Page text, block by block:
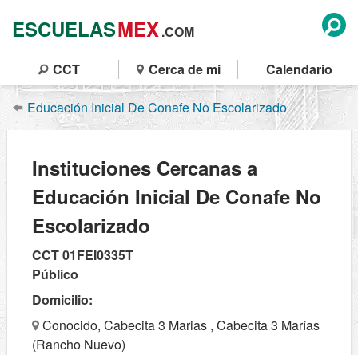
ESCUELASMEX.COM
CCT Cerca de mi Calendario
Educación Inicial De Conafe No Escolarizado
Instituciones Cercanas a
Educación Inicial De Conafe No
Escolarizado
CCT 01FEI0335T
Público
Domicilio:
Conocido, Cabecita 3 Marias , Cabecita 3 Marías
(Rancho Nuevo)